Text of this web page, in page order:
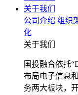
关于我们
公司介绍 组织
化
关于我们
国投融合依托
布局电子信息
务两大板块，